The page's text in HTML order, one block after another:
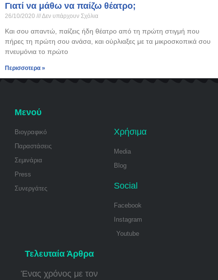
Γιατί να μάθω να παίζω θέατρο;
26/10/2020 Δεν υπάρχουν Σχόλια
Και σου απαντώ, παίζεις ήδη θέατρο από τη πρώτη στιγμή που
πήρες τη πρώτη σου ανάσα, και ούρλιαξες με τα μικροσκοπικά σου
πνευμόνια το πρώτο
Περισσοτερα »
Μενού
Βιογραφικό
Παραστάσεις
Σεμινάρια
Press
Συνεργάτες
Χρήσιμα
Media
Blog
Social
Facebook
Instagram
Youtube
Τελευταία Άρθρα
Ένας χρόνος με τον